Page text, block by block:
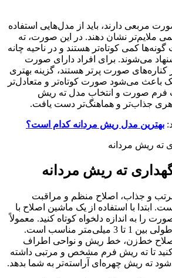
مربعی دارند، باید از مدل‌هایی استفاده
ملایم‌تر نشان دهند. در این صورت، ته
کمی کوتاه‌تر هستند و در ناحیه چانه
می‌شوند. برای افراد دارای صورت
صورت پرتر هستند، گزینه بهتری
باعث می‌شود صورت کوتاه‌تر و متعادل‌تر
فرم صورت و انتخاب مدل ته ریش
جذاب‌تر و هماهنگ‌تر دست یافت.
بهترین مدل ریش مردانه کدام است؟
ته ریش مردانه
و جذاب، اصلاح منظم و مراقبت
ابتدا با استفاده از یک ماشین اصلاح با
را به اندازه دلخواه کوتاه کنید. معمولاً
برای ته ریش کلاسیک، طولی بین 1 تا 3 میلی‌متر مناسب است.
خط‌زن، خط ریش و نواحی اطراف
کنید تا ته ریش فرم مشخص و مرتبی داشته
ته ریش چهره‌ای آراسته‌تر به شما بدهد.